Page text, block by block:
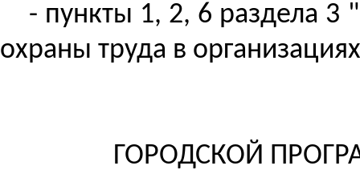
- пункты 1, 2, 6 раздела
охраны труда в
ГОРОДСКОЙ